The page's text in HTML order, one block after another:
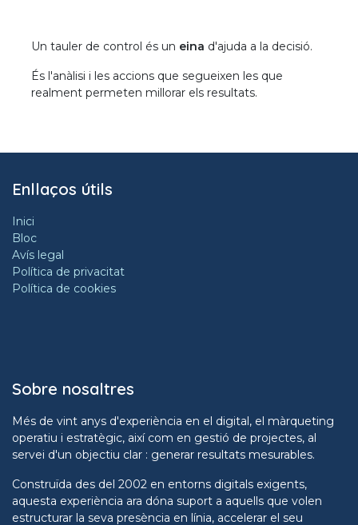
Un tauler de control és un eina d'ajuda a la decisió.
És l'anàlisi i les accions que segueixen les que
realment permeten millorar els resultats.
Enllaços útils
Inici
Bloc
Avís legal
Política de privacitat
Política de cookies
Sobre nosaltres
Més de vint anys d'experiència en el digital, el màrqueting
operatiu i estratègic, així com en gestió de projectes, al
servei d'un objectiu clar : generar resultats mesurables.
Construïda des del 2002 en entorns digitals exigents,
aquesta experiència ara dóna suport a aquells que volen
estructurar la seva presència en línia, accelerar el seu